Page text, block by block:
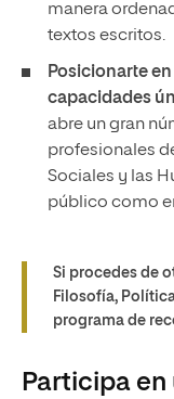
manera
textos escritos.
Posicionarte
capacidades
abre un gran
profesionales
Sociales y las
público como
Si procedes de
Filosofía,
programa de
Participa